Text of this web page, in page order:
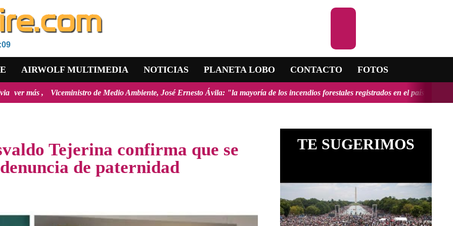
AIRWOLF MULTIMEDIA NOTICIAS PLANETA LOBO CONTACTO FOTOS
de Medio Ambiente, José Ernesto Ávila: "la mayoría de los incendios forestales registrados en el país fueron provocados y
Tejerina confirma que se
de paternidad
TE SUGERIMOS